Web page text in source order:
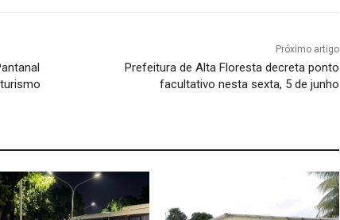
Próximo artigo
Prefeitura de Alta Floresta decreta ponto
facultativo nesta sexta, 5 de junho